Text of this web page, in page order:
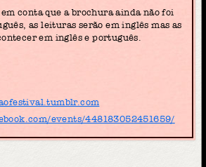
conta que a brochura ainda não foi
as leituras serão em inglês mas as
em inglês e português.
events/448183052451659/